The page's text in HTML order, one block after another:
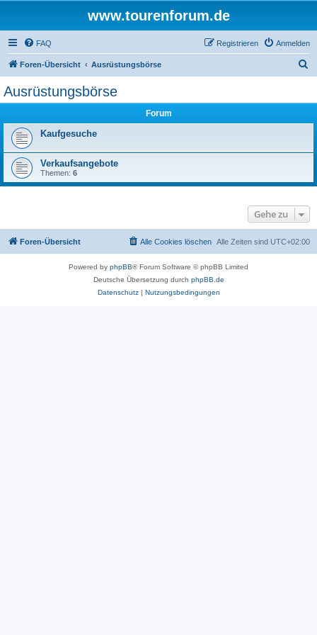
www.tourenforum.de
FAQ Anmelden
Registrieren
Foren-Übersicht Ausrüstungsbörse
Ausrüstungsbörse
Forum
Kaufgesuche
Verkaufsangebote
Themen: 6
Gehe zu
Foren-Übersicht Alle Zeiten sind UTC+02:00
Alle Cookies löschen
Powered by phpBB® Forum Software © phpBB Limited
Deutsche Übersetzung durch phpBB.de
Datenschutz| Nutzungsbedingungen